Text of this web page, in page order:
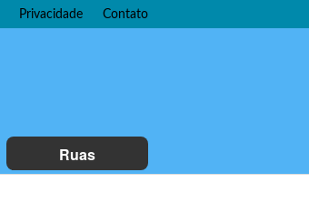
Privacidade Contato
Ruas